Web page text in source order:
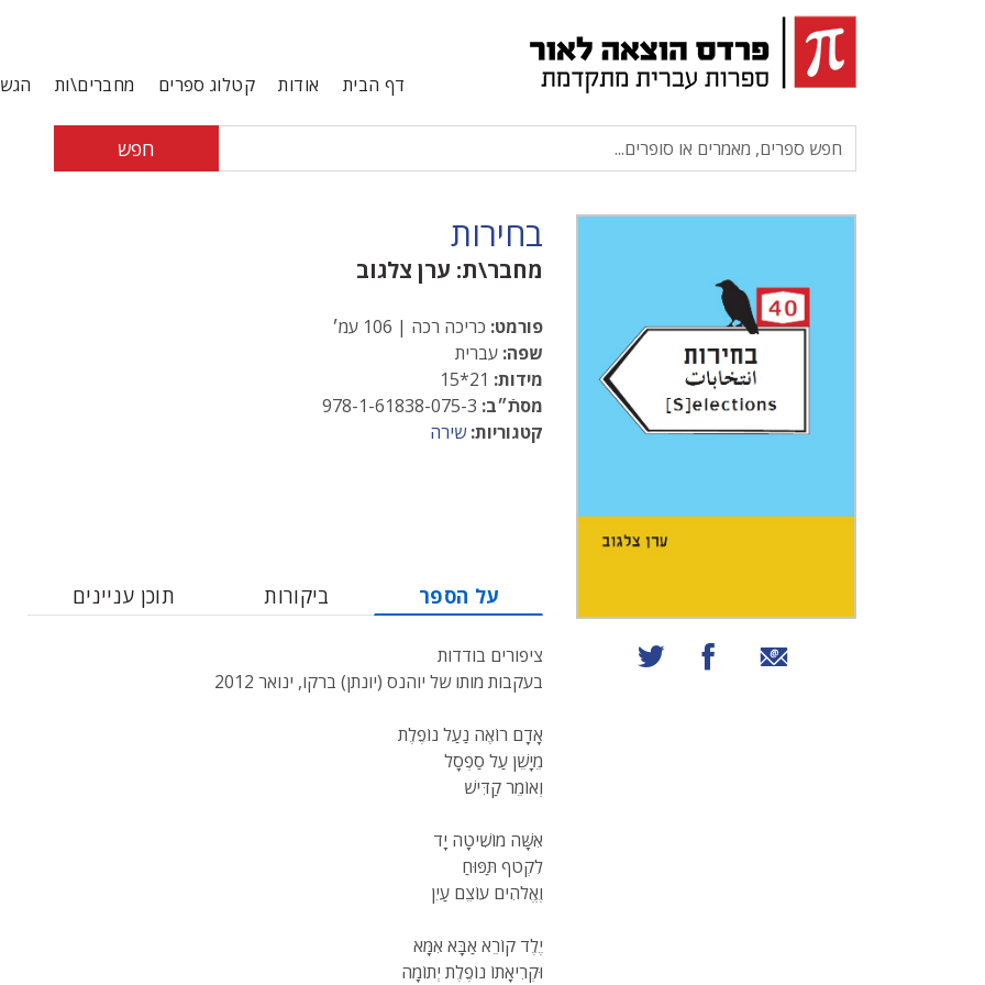
דף הבית אודות קטלוג ספרים מחברים\ות
חפש
שיתוף באמצעות אימייל
שיתוף בפייסבוקשיתוף בטוויטר
בחירות
מחבר\ת: ערן צלגוב
פורמט: כריכה רכה | 106 עמ׳
שפה: עברית
מידות:
מסתֿ״ב:
קטגוריות: שירה
על הספר ביקורות תוכן עניינים
ציפורים בודדות
בעקבות מותו של יוהנס (יונתן) ברקו, ינואר 2012
אָדָם רוֹאֶה נַעַל נוֹפֶלֶת
מֵיָשֵׁן עַל סַפְסָל
וְאוֹמֵר קַדִּישׁ
אִשָּׁה מוֹשִׁיטָה יָד
לִקְטֹף תַּפּוּחַ
וֶאֱלֹהִים עוֹצֵם עַיִן
יֶלֶד קוֹרֵא אַבָּא אִמָּא
וּקְרִיאָתוֹ נוֹפֶלֶת יְתוֹמָה